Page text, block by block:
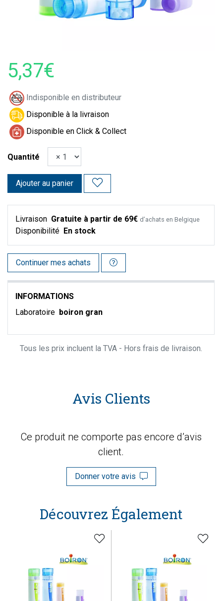
5,37€
Indisponible en distributeur
Disponible à la livraison
Disponible en Click & Collect
Quantité
Ajouter au panier
Livraison Gratuite à partir de 69€ d’achats en Belgique
Disponibilité En stock
Continuer mes achats
INFORMATIONS
Laboratoire boiron gran
Tous les prix incluent la TVA - Hors frais de livraison.
Avis Clients
Ce produit ne comporte pas encore d’avis
client.
Donner votre avis
Découvrez Également